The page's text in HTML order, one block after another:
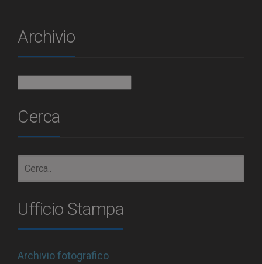
Archivio
Cerca
Ufficio Stampa
Archivio fotografico